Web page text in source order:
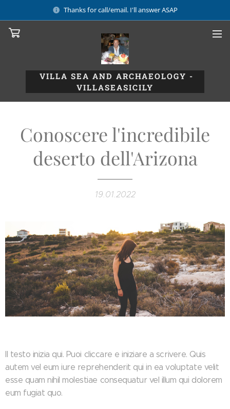
Thanks for call/email. I'll answer ASAP
VILLA SEA AND ARCHAEOLOGY -
VILLASEASICILY
Conoscere l'incredibile
deserto dell'Arizona
19.01.2022
Il testo inizia qui. Puoi cliccare e iniziare a scrivere. Quis
autem vel eum iure reprehenderit qui in ea voluptate velit
esse quam nihil molestiae consequatur vel illum qui dolorem
eum fugiat quo.